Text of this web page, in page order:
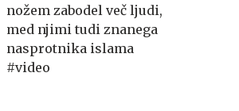
nožem zabodel več ljudi,
med njimi tudi znanega
nasprotnika islama
#video